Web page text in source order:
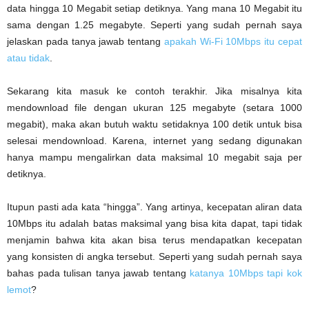
data hingga 10 Megabit setiap detiknya. Yang mana 10 Megabit itu
sama dengan 1.25 megabyte. Seperti yang sudah pernah saya
jelaskan pada tanya jawab tentang apakah Wi-Fi 10Mbps itu cepat
atau tidak
Sekarang kita masuk ke contoh terakhir. Jika misalnya kita
mendownload file dengan ukuran 125 megabyte (setara 1000
megabit), maka akan butuh waktu setidaknya 100 detik untuk bisa
selesai mendownload. Karena, internet yang sedang digunakan
hanya mampu mengalirkan data maksimal 10 megabit saja per
detiknya.
Itupun pasti ada kata “hingga”. Yang artinya, kecepatan aliran data
10Mbps itu adalah batas maksimal yang bisa kita dapat, tapi tidak
menjamin bahwa kita akan bisa terus mendapatkan kecepatan
yang konsisten di angka tersebut. Seperti yang sudah pernah saya
bahas pada tulisan tanya jawab tentang katanya 10Mbps tapi kok
lemot?